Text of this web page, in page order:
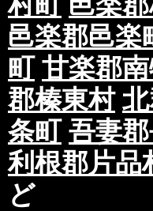
邑楽郡邑楽
町 甘楽郡
郡榛東村
条町 吾妻
利根郡片品
ど